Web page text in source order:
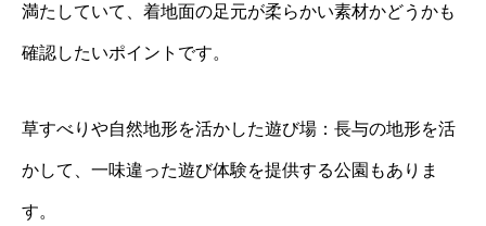
満たしていて、着地面の足元が柔らかい素材かどうかも
確認したいポイントです。
草すべりや自然地形を活かした遊び場：長与の地形を活
かして、一味違った遊び体験を提供する公園もありま
す。